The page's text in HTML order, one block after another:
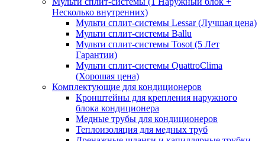
Несколько внутренних)
Мульти сплит-системы Lessar (Лучшая цена)
Мульти сплит-системы Ballu
Мульти сплит-системы Tosot (5 Лет
Гарантии)
Мульти сплит-системы QuattroClima
(Хорошая цена)
Комплектующие для кондиционеров
Кронштейны для крепления наружного
блока кондиционера
Медные трубы для кондиционеров
Теплоизоляция для медных труб